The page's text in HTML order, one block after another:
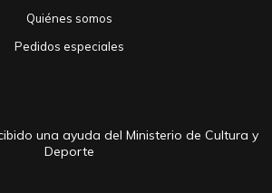
Quiénes somos
Pedidos especiales
una ayuda del Ministerio de Cultura y
Deporte